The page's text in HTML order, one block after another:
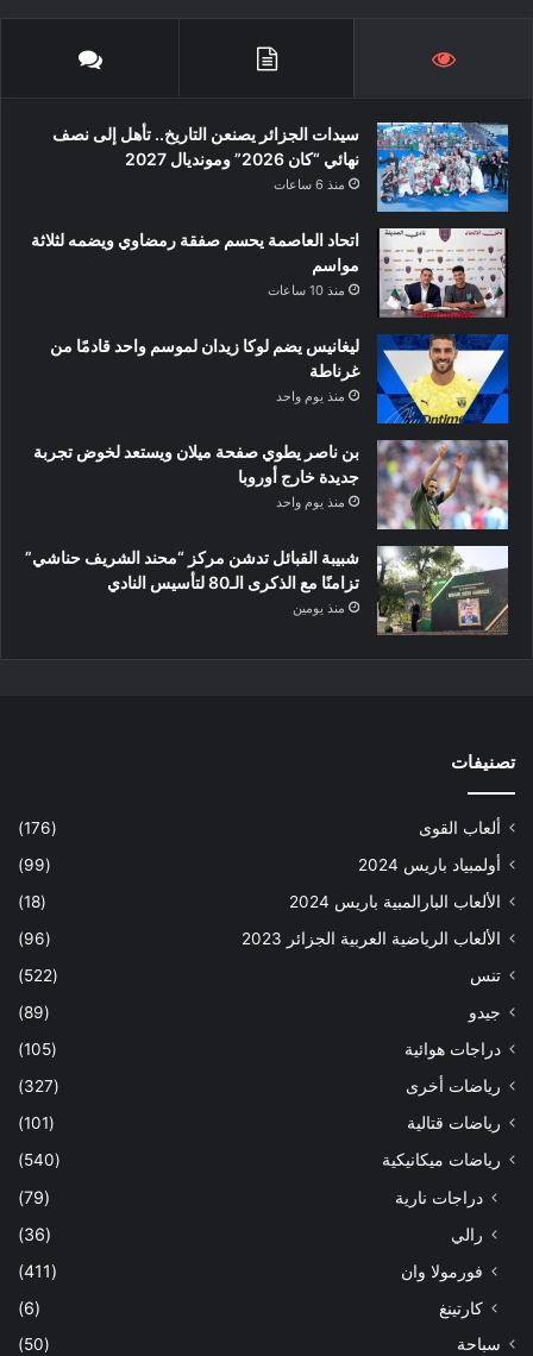
سيدات الجزائر يصنعن التاريخ.. تأهل إلى نصف
نهائي “كان 2026” ومونديال 2027
منذ 6 ساعات
اتحاد العاصمة يحسم صفقة رمضاوي ويضمه لثلاثة
مواسم
منذ 10 ساعات
ليغانيس يضم لوكا زيدان لموسم واحد قادمًا من
غرناطة
منذ يوم واحد
بن ناصر يطوي صفحة ميلان ويستعد لخوض تجربة
جديدة خارج أوروبا
منذ يوم واحد
شبيبة القبائل تدشن مركز “محند الشريف حناشي”
تزامنًا مع الذكرى الـ80 لتأسيس النادي
منذ يومين
تصنيفات
ألعاب القوى
(176)
أولمبياد باريس 2024
(99)
الألعاب البارالمبية باريس 2024
(18)
الألعاب الرياضية العربية الجزائر 2023
(96)
تنس
(522)
جيدو
(89)
دراجات هوائية
(105)
رياضات أخرى
(327)
رياضات قتالية
(101)
رياضات ميكانيكية
(540)
دراجات نارية
(79)
رالي
(36)
فورمولا وان
(411)
كارتينغ
(6)
سباحة
(50)